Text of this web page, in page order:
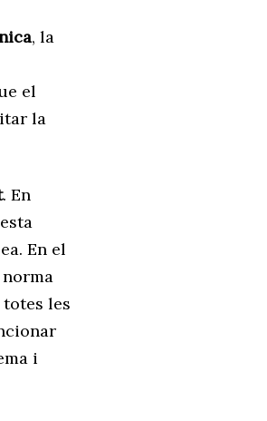
, la
el
la
. En
En el
les
i